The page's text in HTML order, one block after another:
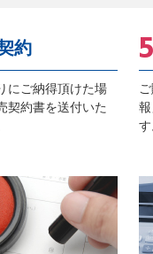
約
にご納得頂けた場
契約書を送付いた
す